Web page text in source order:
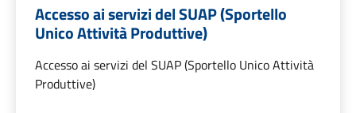
Accesso ai servizi del SUAP (Sportello
Unico Attività Produttive)
Accesso ai servizi del SUAP (Sportello Unico Attività
Produttive)